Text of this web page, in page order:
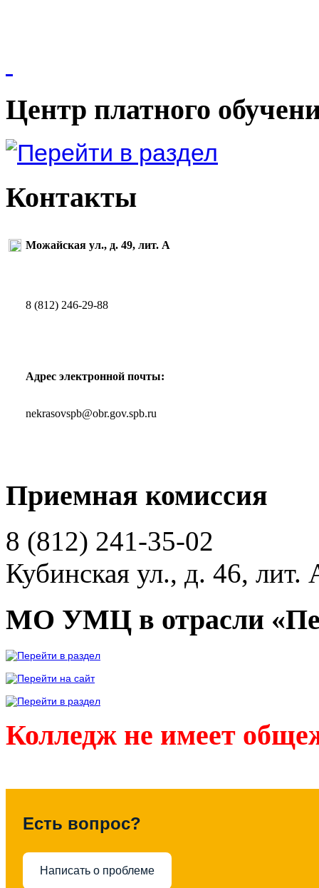
Центр платного
Контакты
Можайская ул., д. 49, лит. А
8 (812) 246-29-88
Адрес электронной почты:
nekrasovspb@obr.gov.spb.ru
Приемная комиссия
8 (812) 241-35-02
Кубинская ул., д. 46, лит.
МО УМЦ в отрасли
Колледж не имеет
Есть вопрос?
Написать о проблеме